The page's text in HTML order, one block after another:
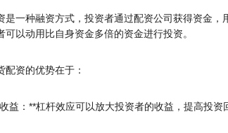
是一种融资方式，投资者通过配资公司获得资金
可以动用比自身资金多倍的资金进行投资。
配资的优势在于：
益：**杠杆效应可以放大投资者的收益，提高投资